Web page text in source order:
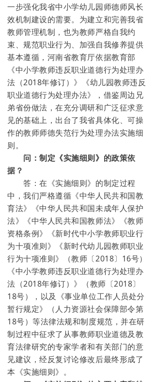
一步强化我省中小学幼儿园师德师风长
效机制建设的需要。为建立和完善我省
教师管理机制，也为教师严格自我约
束、规范职业行为、加强自我修养提供
基本遵循，河南省教育厅依据教育部
《中小学教师违反职业道德行为处理办
法（2018年修订）》《幼儿园教师违反
职业道德行为处理办法》，借鉴周边兄
弟省份做法，在充分调研和广泛征求意
见的基础上，出台了我省具体化、可操
作的教师师德失范行为处理办法实施细
则。
问：制定《实施细则》的政策依
据？
答：在《实施细则》的制定过程
中，我们严格遵循《中华人民共和国教
育法》《中华人民共和国未成年人保护
法》《中华人民共和国教师法》《教师
资格条例》《新时代中小学教师职业行
为十项准则》《新时代幼儿园教师职业
行为十项准则》（教师〔2018〕16号）
《中小学教师违反职业道德行为处理办
法（2018年修订）》（教师〔2018〕
18号），以及《事业单位工作人员处分
暂行规定》（人力资源社会保障部令第
18号）等法律法规和制度规范，并在研
制过程中征求了从事教师职业道德及教
育法律研究的专家学者和有关部门的意
见建议，经反复讨论修改后最终形成了
本《实施细则》。